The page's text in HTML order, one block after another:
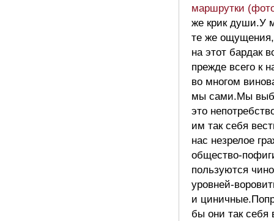
маршрутки
же крик души.У
те же
на этот бардак
прежде всего к
во многом
мы сами.Мы
это
им так себя
нас незрелое
общество-
пользуются
уровней-
и
бы они так себя